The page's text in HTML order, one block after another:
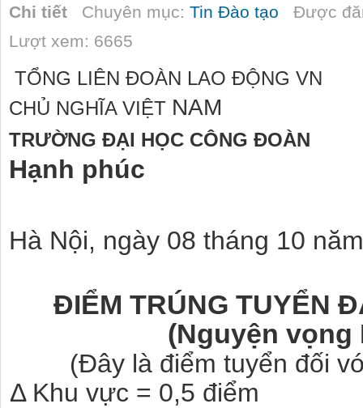
Chi tiết Chuyên mục: Tin Đào tạo Được
Lượt xem: 6665
TỔNG LIÊN ĐOÀN LAO
CHỦ NGHĨA VIỆT NAM
TRƯỜNG ĐẠI HỌC CÔNG ĐOÀN
Hạnh phúc
Hà Nội, ngày 08 tháng 10
ĐIỂM TRÚNG TUYỂN
(Nguyện vọng
(Đây là điểm tuyển đối
Δ Khu vực = 0,5 điểm Δ